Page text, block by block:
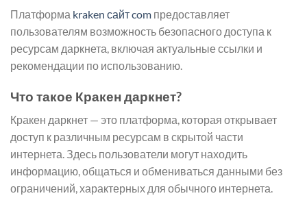
Платформа kraken сайт com предоставляет
пользователям возможность безопасного доступа к
ресурсам даркнета, включая актуальные ссылки и
рекомендации по использованию.
Что такое Кракен даркнет?
Кракен даркнет — это платформа, которая открывает
доступ к различным ресурсам в скрытой части
интернета. Здесь пользователи могут находить
информацию, общаться и обмениваться данными без
ограничений, характерных для обычного интернета.